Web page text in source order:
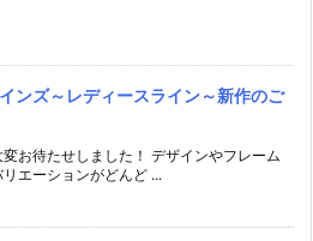
ンズ～レディースライン～新作のご
変お待たせしました！ デザインやフレーム
エーションがどんど ...